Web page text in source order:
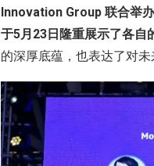
Innovation Group 联合举
于5月23日隆重展示了各自
的深厚底蕴，也表达了对未